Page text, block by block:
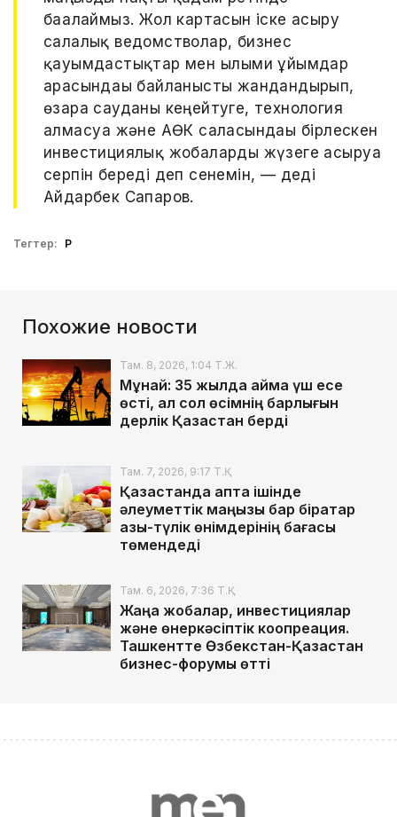
бағалаймыз. Жол картасын іске асыру
салалық ведомстволар, бизнес
қауымдастықтар мен ғылыми ұйымдар
арасындағы байланысты жандандырып,
өзара сауданы кеңейтуге, технология
алмасуға және АӨК саласындағы бірлескен
инвестициялық жобаларды жүзеге асыруға
серпін береді деп сенемін, — деді
Айдарбек Сапаров.
Тегтер: ҚР
Похожие новости
Там. 8, 2026, 1:04 Т.Ж.
Мұнай: 35 жылда аймақ үш есе
өсті, ал сол өсімнің барлығын
дерлік Қазақстан берді
Там. 7, 2026, 9:17 Т.Қ.
Қазақстанда апта ішінде
әлеуметтік маңызы бар бірқатар
азық-түлік өнімдерінің бағасы
төмендеді
Там. 6, 2026, 7:36 Т.Қ.
Жаңа жобалар, инвестициялар
және өнеркәсіптік коопреация.
Ташкентте Өзбекстан-Қазақстан
бизнес-форумы өтті